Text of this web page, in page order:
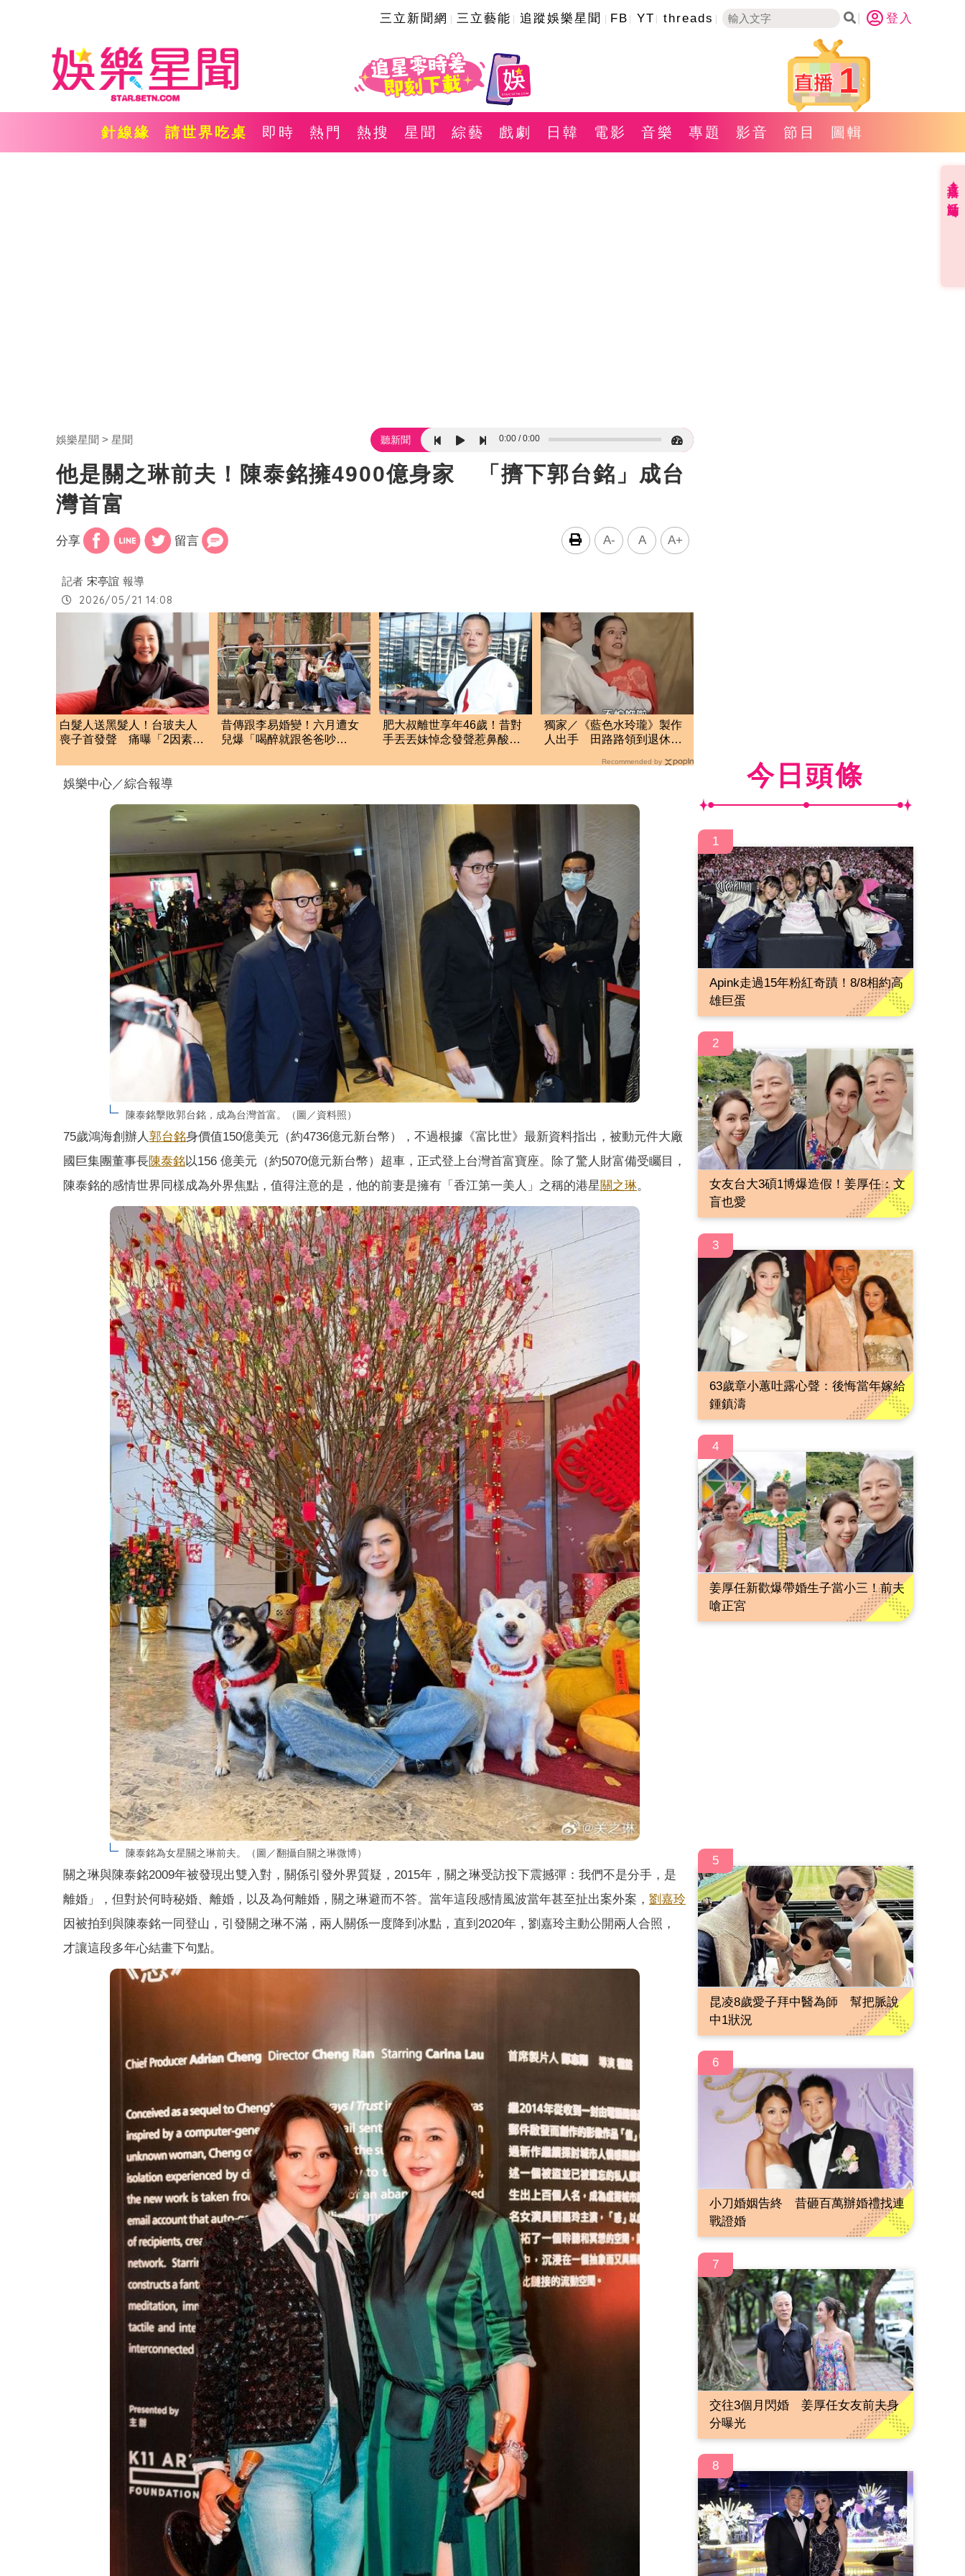
三立新聞網 三立藝能 追蹤娛樂星聞 FB YT threads 登入
1
針線緣 請世界吃桌 即時 熱門 熱搜 星聞 綜藝 戲劇 日韓 電影 音樂 專題 影音 節目 圖輯
娛樂星聞 星聞 聽新聞 0:00 0:00
他是關之琳前夫！陳泰銘擁4900億身家 「擠下郭台銘」成台
灣首富
分享 留言 A- A A+
記者 宋亭誼 報導
2026/05/21 14:08
白髮人送黑髮人！台玻夫人
喪子首發聲 痛曝「2因素」
昔傳跟李易婚變！六月遭女
兒爆「喝醉就跟爸爸吵
肥大叔離世享年46歲！昔對
手丟丟妹悼念發聲惹鼻酸：
獨家／《藍色水玲瓏》製作
人出手 田路路領到退休
Recommended by
娛樂中心／綜合報導
陳泰銘擊敗郭台銘，成為台灣首富。（圖／資料照）
75歲鴻海創辦人郭台銘身價值150億美元（約4736億元新台幣），不過根據《富比世》最新資料指出，被動元件大廠
國巨集團董事長陳泰銘以156 億美元（約5070億元新台幣）超車，正式登上台灣首富寶座。除了驚人財富備受矚目，
陳泰銘的感情世界同樣成為外界焦點，值得注意的是，他的前妻是擁有「香江第一美人」之稱的港星關之琳。
陳泰銘為女星關之琳前夫。（圖／翻攝自關之琳微博）
關之琳與陳泰銘2009年被發現出雙入對，關係引發外界質疑，2015年，關之琳受訪投下震撼彈：我們不是分手，是
離婚」，但對於何時秘婚、離婚，以及為何離婚，關之琳避而不答。當年這段感情風波當年甚至扯出案外案， 劉嘉玲
因被拍到與陳泰銘一同登山，引發關之琳不滿，兩人關係一度降到冰點，直到2020年，劉嘉玲主動公開兩人合照，
才讓這段多年心結畫下句點。
今日頭條
1
Apink走過15年粉紅奇蹟！8/8相約高
雄巨蛋
2
女友台大3碩1博爆造假！姜厚任：文
盲也愛
3
63歲章小蕙吐露心聲：後悔當年嫁給
鍾鎮濤
4
姜厚任新歡爆帶婚生子當小三！前夫
嗆正宮
5
昆凌8歲愛子拜中醫為師 幫把脈說
中1狀況
6
小刀婚姻告終 昔砸百萬辦婚禮找連
戰證婚
7
交往3個月閃婚 姜厚任女友前夫身
分曝光
8
直播✦活動